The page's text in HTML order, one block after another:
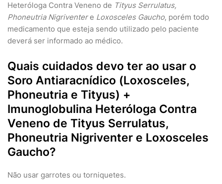
Heteróloga Contra Veneno de Tityus Serrulatus,
Phoneutria Nigriventere Loxosceles Gaucho, porém todo
medicamento que esteja sendo utilizado pelo paciente
deverá ser informado ao médico.
Quais cuidados devo ter ao usar o
Soro Antiaracnídico (Loxosceles,
Phoneutria e Tityus) +
Imunoglobulina Heteróloga Contra
Veneno de Tityus Serrulatus,
Phoneutria Nigriventer e Loxosceles
Gaucho?
Não usar garrotes ou torniquetes.